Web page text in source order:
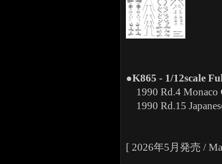
●K865 - 1/12scale
1990 Rd.4 Monaco
1990 Rd.15
[ 2026年5月発売 /